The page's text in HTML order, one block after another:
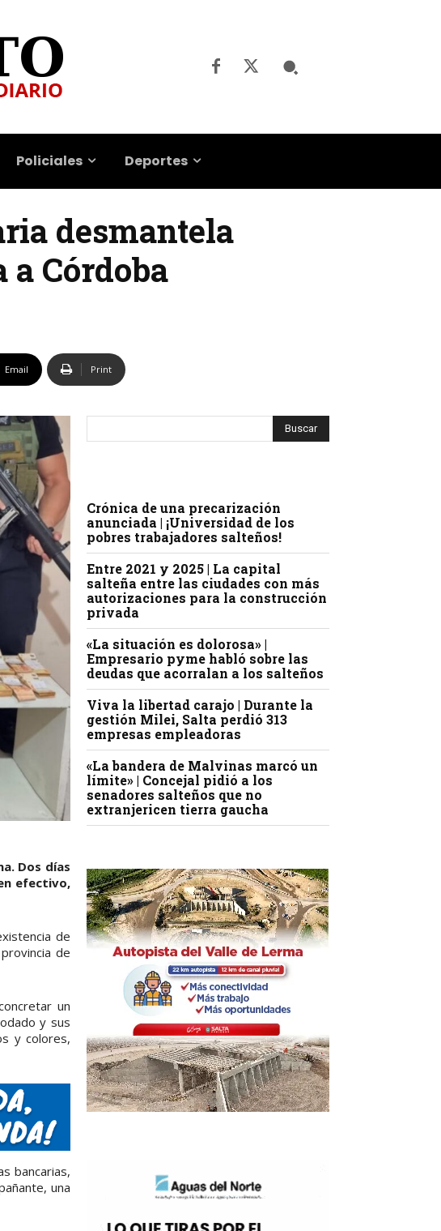
Policiales Deportes
desmantela
a Córdoba
Email Print
Dos días
efectivo,
de
de
un
y sus
y colores,
bancarias,
una
Crónica de una precarización
anunciada | ¡Universidad de los
pobres trabajadores salteños!
Entre 2021 y 2025 | La capital
salteña entre las ciudades con más
autorizaciones para la construcción
privada
«La situación es dolorosa» |
Empresario pyme habló sobre las
deudas que acorralan a los salteños
Viva la libertad carajo | Durante la
gestión Milei, Salta perdió 313
empresas empleadoras
«La bandera de Malvinas marcó un
límite» | Concejal pidió a los
senadores salteños que no
extranjericen tierra gaucha